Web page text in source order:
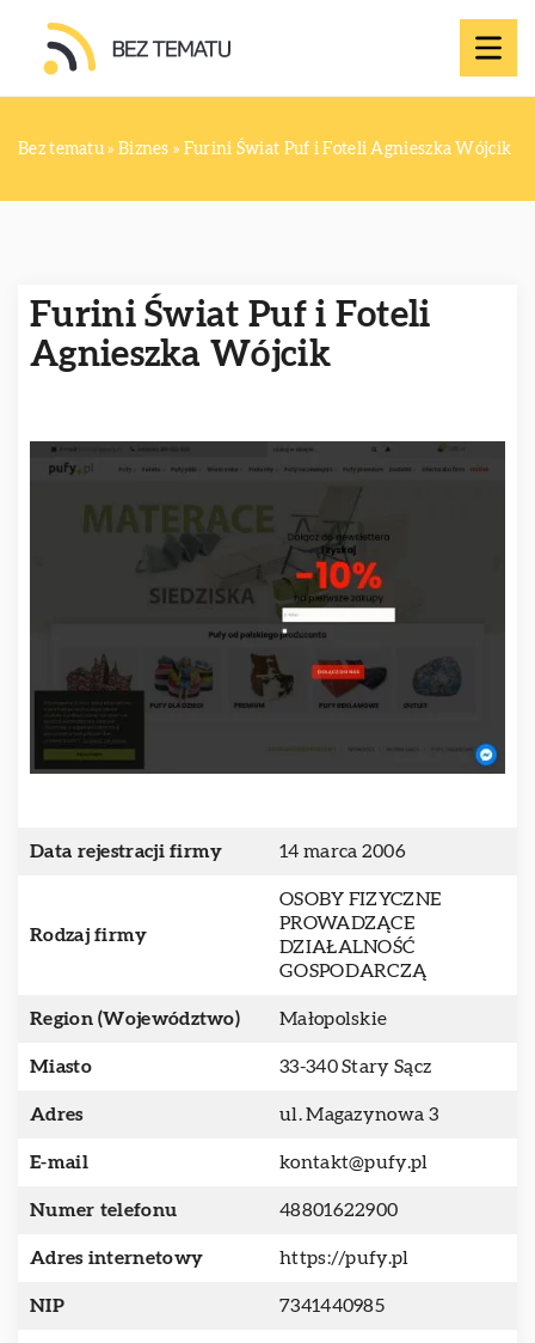
Bez tematu » Biznes » Furini Świat Puf i Foteli Agnieszka Wójcik
Furini Świat Puf i Foteli
Agnieszka Wójcik
Data rejestracji firmy 14 marca 2006
Rodzaj firmy
OSOBY FIZYCZNE
PROWADZĄCE
DZIAŁALNOŚĆ
GOSPODARCZĄ
Region (Województwo) Małopolskie
Miasto 33-340 Stary Sącz
Adres ul. Magazynowa 3
E-mail kontakt@pufy.pl
Numer telefonu 48801622900
Adres internetowy https://pufy.pl
NIP 7341440985